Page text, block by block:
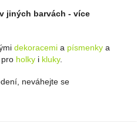
jiných barvách - více
dekoracemi a písmenky a
holky i kluky.
neváhejte se